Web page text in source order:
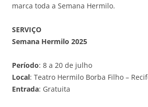
marca toda a Semana Hermilo.
SERVIÇO
Semana Hermilo 2025
Período: 8 a 20 de julho
Local: Teatro Hermilo Borba Filho –
Entrada: Gratuita